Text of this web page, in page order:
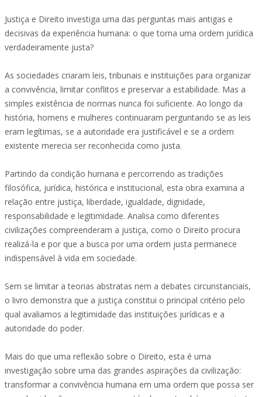
Justiça e Direito investiga uma das perguntas mais antigas e
decisivas da experiência humana: o que torna uma ordem jurídica
verdadeiramente justa?
As sociedades criaram leis, tribunais e instituições para organizar
a convivência, limitar conflitos e preservar a estabilidade. Mas a
simples existência de normas nunca foi suficiente. Ao longo da
história, homens e mulheres continuaram perguntando se as leis
eram legítimas, se a autoridade era justificável e se a ordem
existente merecia ser reconhecida como justa.
Partindo da condição humana e percorrendo as tradições
filosófica, jurídica, histórica e institucional, esta obra examina a
relação entre justiça, liberdade, igualdade, dignidade,
responsabilidade e legitimidade. Analisa como diferentes
civilizações compreenderam a justiça, como o Direito procura
realizá-la e por que a busca por uma ordem justa permanece
indispensável à vida em sociedade.
Sem se limitar a teorias abstratas nem a debates circunstanciais,
o livro demonstra que a justiça constitui o principal critério pelo
qual avaliamos a legitimidade das instituições jurídicas e a
autoridade do poder.
Mais do que uma reflexão sobre o Direito, esta é uma
investigação sobre uma das grandes aspirações da civilização:
transformar a convivência humana em uma ordem que possa ser